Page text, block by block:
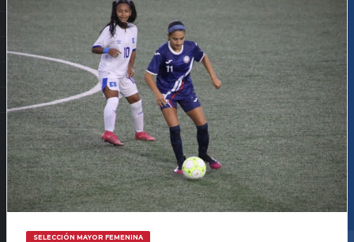
SELECCIÓN MAYOR FEMENINA